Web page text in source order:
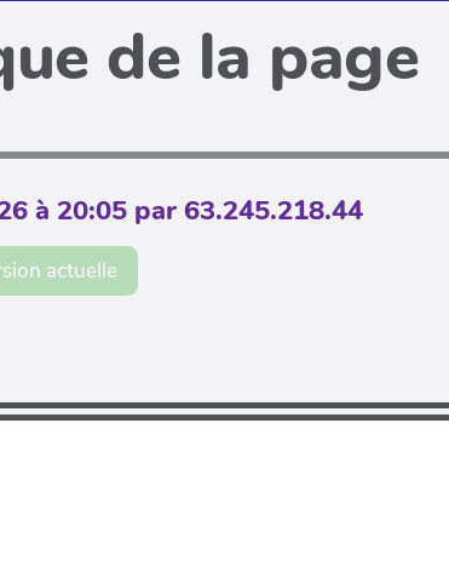
de la page
à 20:05 par 63.245.218.44
actuelle